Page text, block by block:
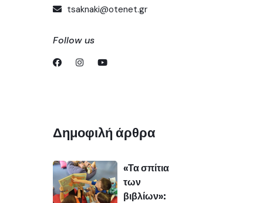
tsaknaki@otenet.gr
Follow us
Δημοφιλή άρθρα
«Τα σπίτια
των
βιβλίων»: